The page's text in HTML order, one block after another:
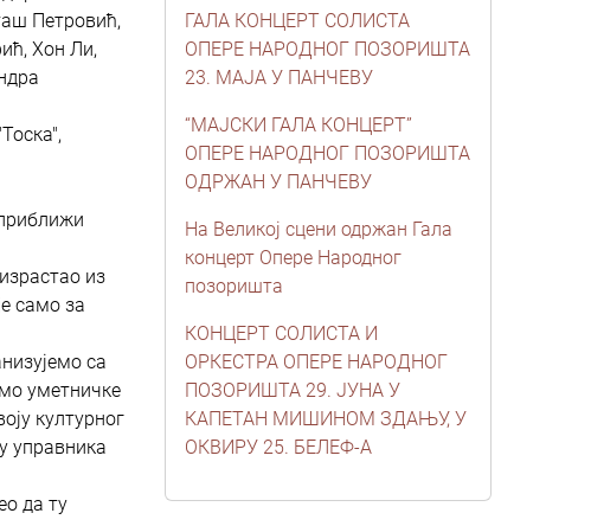
Петровић,
Хон Ли,
из
само за
са
уметничке
културног
управника
да ту
ГАЛА КОНЦЕРТ СОЛИСТА
ОПЕРЕ НАРОДНОГ ПОЗОРИШТА
23. MAJA У ПАНЧЕВУ
“МАЈСКИ ГАЛА КОНЦЕРТ”
ОПЕРЕ НАРОДНОГ ПОЗОРИШТА
ОДРЖАН У ПАНЧЕВУ
На Великој сцени одржан Гала
концерт Опере Народног
позоришта
КОНЦЕРТ СОЛИСТА И
ОРКЕСТРА ОПЕРЕ НАРОДНОГ
ПОЗОРИШТА 29. ЈУНА У
КАПЕТАН МИШИНОМ ЗДАЊУ, У
ОКВИРУ 25. БЕЛЕФ-А